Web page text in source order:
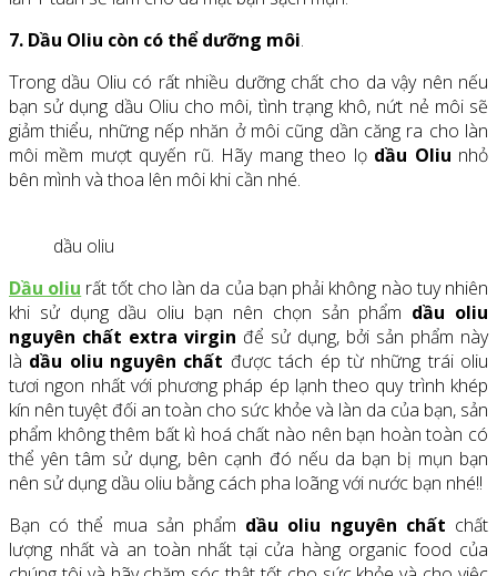
7. Dầu Oliu còn có thể dưỡng môi.
Trong dầu Oliu có rất nhiều dưỡng chất cho da vậy nên nếu
bạn sử dụng dầu Oliu cho môi, tình trạng khô, nứt nẻ môi sẽ
giảm thiểu, những nếp nhăn ở môi cũng dần căng ra cho làn
môi mềm mượt quyến rũ. Hãy mang theo lọ dầu Oliu nhỏ
bên mình và thoa lên môi khi cần nhé.
dầu oliu
Dầu oliu rất tốt cho làn da của bạn phải không nào tuy nhiên
khi sử dụng dầu oliu bạn nên chọn sản phẩm dầu oliu
nguyên chất extra virgin để sử dụng, bởi sản phẩm này
là dầu oliu nguyên chất được tách ép từ những trái oliu
tươi ngon nhất với phương pháp ép lạnh theo quy trình khép
kín nên tuyệt đối an toàn cho sức khỏe và làn da của bạn, sản
phẩm không thêm bất kì hoá chất nào nên bạn hoàn toàn có
thể yên tâm sử dụng, bên cạnh đó nếu da bạn bị mụn bạn
nên sử dụng dầu oliu bằng cách pha loãng với nước bạn nhé!!
Bạn có thể mua sản phẩm dầu oliu nguyên chất chất
lượng nhất và an toàn nhất tại cửa hàng organic food của